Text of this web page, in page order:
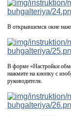
В открывшемся окне
В форме «Настройки
нажмите на кнопку с
руководителя.